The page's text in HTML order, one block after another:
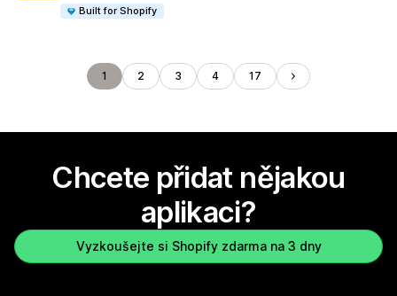
Built for Shopify
1 2 3 4 17
Chcete přidat nějakou
aplikaci?
Vyzkoušejte si Shopify zdarma na 3 dny